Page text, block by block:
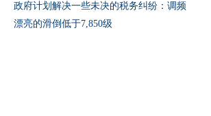
政府计划解决一些未决的税务纠纷：调频
漂亮的滑倒低于7,850级